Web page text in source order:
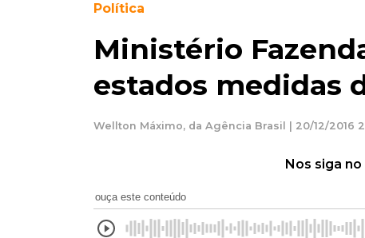
Política
Ministério
estados medidas
Wellton Máximo, da Agência Brasil | 20/12/2016
Nos siga no
ouça este conteúdo